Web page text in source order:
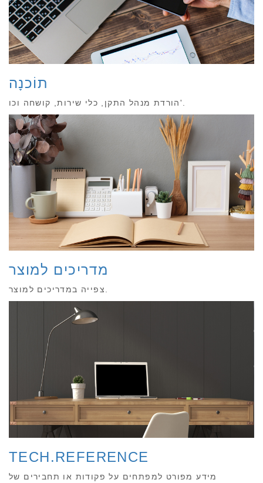
תוֹכנָה
הורדת מנהל התקן, כלי שירות, קושחה וכו'.
מדריכים למוצר
צפייה במדריכים למוצר.
TECH.REFERENCE
מידע מפורט למפתחים על פקודות או תחבירים של